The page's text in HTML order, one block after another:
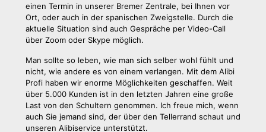
einen Termin in unserer Bremer Zentrale, bei Ihnen vor
Ort, oder auch in der spanischen Zweigstelle. Durch die
aktuelle Situation sind auch Gespräche per Video-Call
über Zoom oder Skype möglich.
Man sollte so leben, wie man sich selber wohl fühlt und
nicht, wie andere es von einem verlangen. Mit dem Alibi
Profi haben wir enorme Möglichkeiten geschaffen. Weit
über 5.000 Kunden ist in den letzten Jahren eine große
Last von den Schultern genommen. Ich freue mich, wenn
auch Sie jemand sind, der über den Tellerrand schaut und
unseren Alibiservice unterstützt.